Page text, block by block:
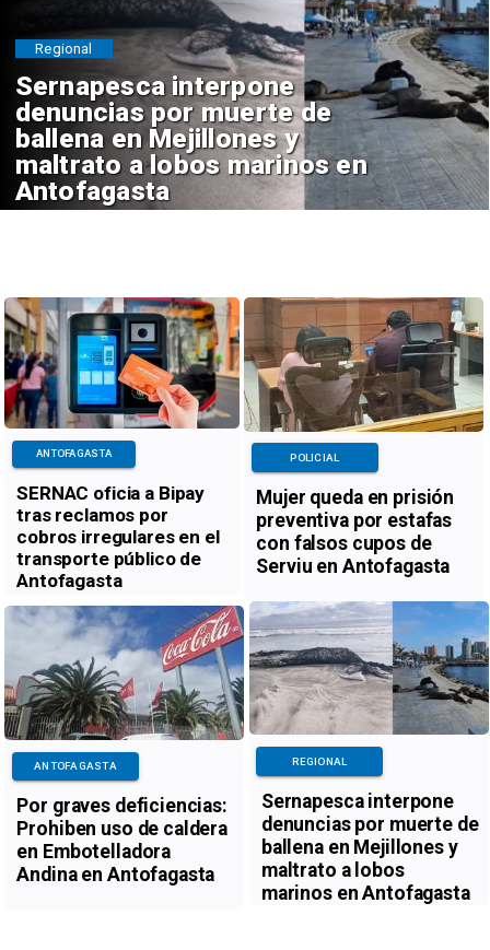
Sernapesca interpone
denuncias por muerte de
ballena en Mejillones y
maltrato a lobos marinos en
Antofagasta
Regional
SERNAC oficia a Bipay
tras reclamos por
cobros irregulares en el
transporte público de
Antofagasta
ANTOFAGASTA
Mujer queda en prisión
preventiva por estafas
con falsos cupos de
Serviu en Antofagasta
POLICIAL
Por graves deficiencias:
Prohiben uso de caldera
en Embotelladora
Andina en Antofagasta
ANTOFAGASTA
Sernapesca interpone
denuncias por muerte de
ballena en Mejillones y
maltrato a lobos
marinos en Antofagasta
REGIONAL